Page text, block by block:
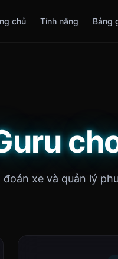
chủ Tính năng Bảng
đoán xe và quản lý